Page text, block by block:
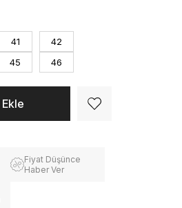
41
42
45 46
Fiyat Düşünce
Haber Ver